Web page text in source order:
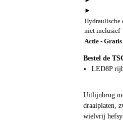
►
Hydraulische
niet inclusief
Actie - Gratis
Bestel de
LED8P
Uitlijnbrug
draaiplaten,
wielvrij